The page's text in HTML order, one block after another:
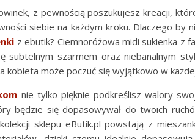
z pewnością poszukujesz kreacji,
siebie na każdym kroku. Dlaczego by
z ebutik? Ciemnoróżowa midi sukienka z
subtelnym szarmem oraz niebanalnym
kobieta może poczuć się wyjątkowo w
nie tylko pięknie podkreślisz walory
będzie się dopasowywał do twoich
sklepu eButik.pl powstają z